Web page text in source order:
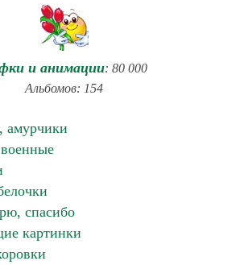
и анимации: 80 000
Альбомов: 154
амурчики
спасибо
картинки